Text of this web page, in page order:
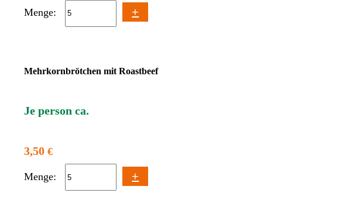
Menge: +
Mehrkornbrötchen mit Roastbeef
Je person ca.
3,50€
Menge: +